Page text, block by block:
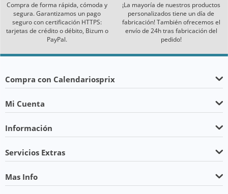
Compra de forma rápida, cómoda y
segura. Garantizamos un pago
seguro con certificación HTTPS:
tarjetas de crédito o débito, Bizum o
PayPal.
¡La mayoría de nuestros productos
personalizados tiene un día de
fabricación! También ofrecemos el
envío de 24h tras fabricación del
pedido!
Compra con Calendariosprix
Mi Cuenta
Información
Servicios Extras
Mas Info